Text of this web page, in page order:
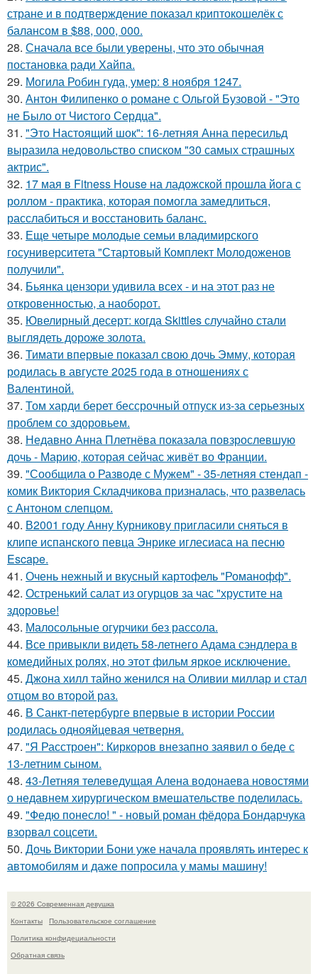
стране и в подтверждение показал криптокошелёк с
балансом в $88, 000, 000.
28. Сначала все были уверены, что это обычная
постановка ради Хайпа.
29. Могила Робин гуда, умер: 8 ноября 1247.
30. Антон Филипенко о романе с Ольгой Бузовой - "Это
не Было от Чистого Сердца".
31. "Это Настоящий шок": 16-летняя Анна пересильд
выразила недовольство списком "30 самых страшных
актрис".
32. 17 мая в Fitness House на ладожской прошла йога с
роллом - практика, которая помогла замедлиться,
расслабиться и восстановить баланс.
33. Еще четыре молодые семьи владимирского
госуниверситета "Стартовый Комплект Молодоженов
получили".
34. Бьянка цензори удивила всех - и на этот раз не
откровенностью, а наоборот.
35. Ювелирный десерт: когда Skittles случайно стали
выглядеть дороже золота.
36. Тимати впервые показал свою дочь Эмму, которая
родилась в августе 2025 года в отношениях с
Валентиной.
37. Том харди берет бессрочный отпуск из-за серьезных
проблем со здоровьем.
38. Недавно Анна Плетнёва показала повзрослевшую
дочь - Марию, которая сейчас живёт во Франции.
39. "Сообщила о Разводе с Мужем" - 35-летняя стендап -
комик Виктория Складчикова призналась, что развелась
с Антоном слепцом.
40. В2001 году Анну Курникову пригласили сняться в
клипе испанского певца Энрике иглесиаса на песню
Escape.
41. Очень нежный и вкусный картофель "Романофф".
42. Остренький салат из огурцов за час "хрустите нa
здоровье!
43. Малосольные огурчики без рассола.
44. Все привыкли видеть 58-летнего Адама сэндлера в
комедийных ролях, но этот фильм яркое исключение.
45. Джона хилл тайно женился на Оливии миллар и стал
отцом во второй раз.
46. В Санкт-петербурге впервые в истории России
родилась однояйцевая четверня.
47. "Я Расстроен": Киркоров внезапно заявил о беде с
13-летним сыном.
48. 43-Летняя телеведущая Алена водонаева новостями
о недавнем хирургическом вмешательстве поделилась.
49. "Федю понесло! " - новый роман фёдора Бондарчука
взорвал соцсети.
50. Дочь Виктории Бони уже начала проявлять интерес к
автомобилям и даже попросила у мамы машину!
© 2026 Современная девушка
Контакты
Пользовательское соглашение
Политика конфидециальности
Обратная связь